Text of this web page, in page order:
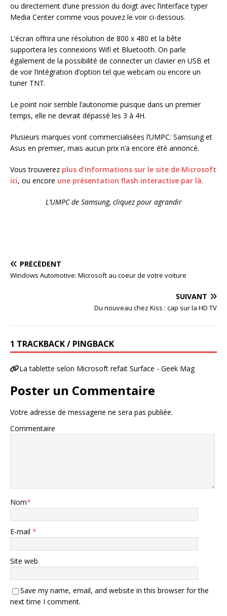
ou directement d’une pression du doigt avec l’interface typer
Media Center comme vous pouvez le voir ci-dessous.
L’écran offrira une résolution de 800 x 480 et la bête
supportera les connexions Wifi et Bluetooth. On parle
également de la possibilité de connecter un clavier en USB et
de voir l’intégration d’option tel que webcam ou encore un
tuner TNT.
Le point noir semble l’autonomie puisque dans un premier
temps, elle ne devrait dépassé les 3 à 4H.
Plusieurs marques vont commercialisées l’UMPC: Samsung et
Asus en premier, mais aucun prix n’a encore été annoncé.
Vous trouverez plus d’informations sur le site de Microsoft
ici, ou encore une présentation flash interactive par là.
L’UMPC de Samsung, cliquez pour agrandir
PRÉCÉDENT
Windows Automotive: Microsoft au coeur de votre voiture
SUIVANT
Du nouveau chez Kiss : cap sur la HD TV
1 TRACKBACK / PINGBACK
La tablette selon Microsoft refait Surface - Geek Mag
Poster un Commentaire
Votre adresse de messagerie ne sera pas publiée.
Commentaire
Nom*
E-mail *
Site web
Save my name, email, and website in this browser for the
next time I comment.